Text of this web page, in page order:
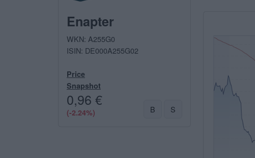
Enapter
WKN: A255G0
ISIN: DE000A255G02
Price
Snapshot
0,96 €
(-2.24%) B S